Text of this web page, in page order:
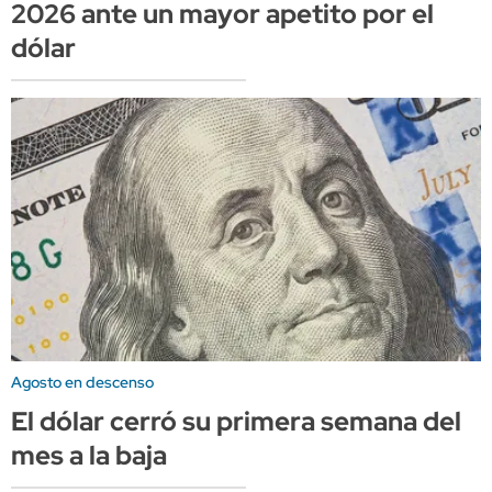
2026 ante un mayor apetito por el
dólar
Agosto en descenso
El dólar cerró su primera semana del
mes a la baja